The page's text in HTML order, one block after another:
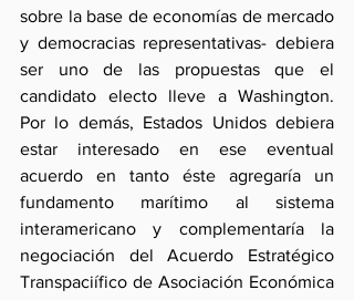
sobre la base de economías de mercado
y democracias representativas- debiera
ser uno de las propuestas que el
candidato electo lleve a Washington.
Por lo demás, Estados Unidos debiera
estar interesado en ese eventual
acuerdo en tanto éste agregaría un
fundamento marítimo al sistema
interamericano y complementaría la
negociación del Acuerdo Estratégico
Transpaciífico de Asociación Económica